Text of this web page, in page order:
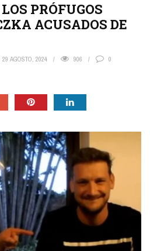
PRÓFUGOS
ACUSADOS DE
29 AGOSTO, 2024 906 0